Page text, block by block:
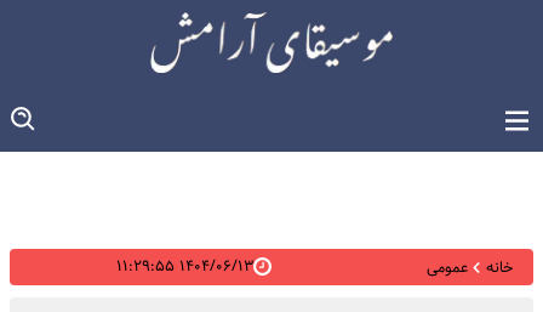
خانه عمومی ۱۴۰۴/۰۶/۱۳ ۱۱:۲۹:۵۵